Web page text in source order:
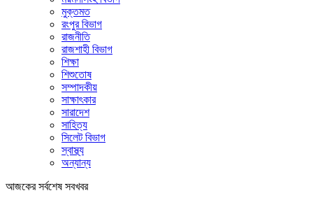
মুক্তমত
রংপুর বিভাগ
রাজনীতি
রাজশাহী বিভাগ
শিক্ষা
শিশুতোষ
সম্পাদকীয়
সাক্ষাৎকার
সারাদেশ
সাহিত্য
সিলেট বিভাগ
স্বাস্থ্য
অন্যান্য
আজকের সর্বশেষ সবখবর